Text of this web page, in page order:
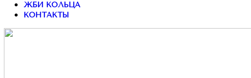
ЖБИ КОЛЬЦА
КОНТАКТЫ